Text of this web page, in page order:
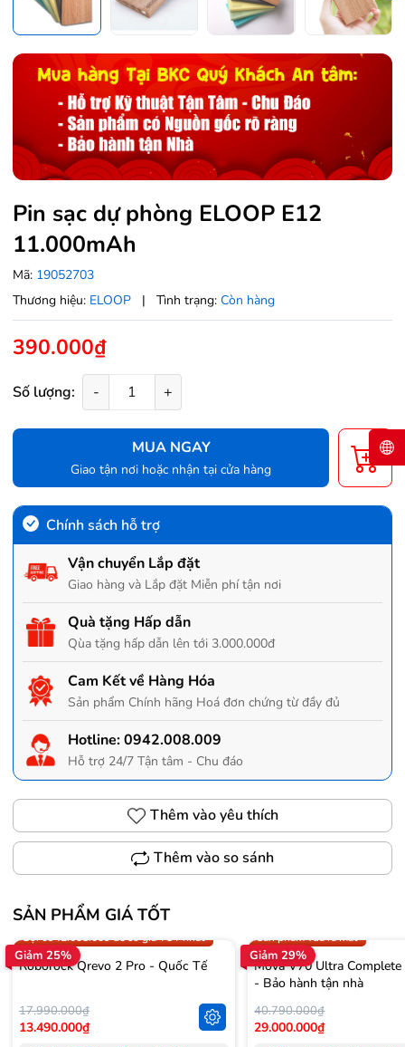
Pin sạc dự phòng ELOOP E12
11.000mAh
Mã: 19052703
Thương hiệu: ELOOP | Tình trạng: Còn hàng
390.000₫
Số lượng: - +
MUA NGAY
Giao tận nơi hoặc nhận tại cửa hàng
Chính sách hỗ trợ
Vận chuyển Lắp đặt
Giao hàng và Lắp đặt Miễn phí tận nơi
Quà tặng Hấp dẫn
Qùa tặng hấp dẫn lên tới 3.000.000đ
Cam Kết về Hàng Hóa
Sản phẩm Chính hãng Hoá đơn chứng từ đầy đủ
Hotline:0942.008.009
Hỗ trợ 24/7 Tận tâm - Chu đáo
Thêm vào yêu thích
Thêm vào so sánh
SẢN PHẨM GIÁ TỐT
Giảm 25%
Trợ giá 300.000đ
Gọi 0942.008.009 để có giá TỐT nhất
Roborock Qrevo 2 Pro - Quốc Tế
17.990.000₫
13.490.000₫
Giảm 29%
Sản phẩm vừa ra mắt
Mova V70 Ultra
- Bảo hành tận nhà
40.790.000₫
29.000.000₫